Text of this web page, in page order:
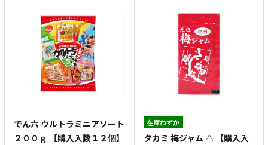
でん六 ウルトラミニアソート
２００ｇ 【購入入数１２個】
在庫わずか
タカミ 梅ジャム △ 【購入入